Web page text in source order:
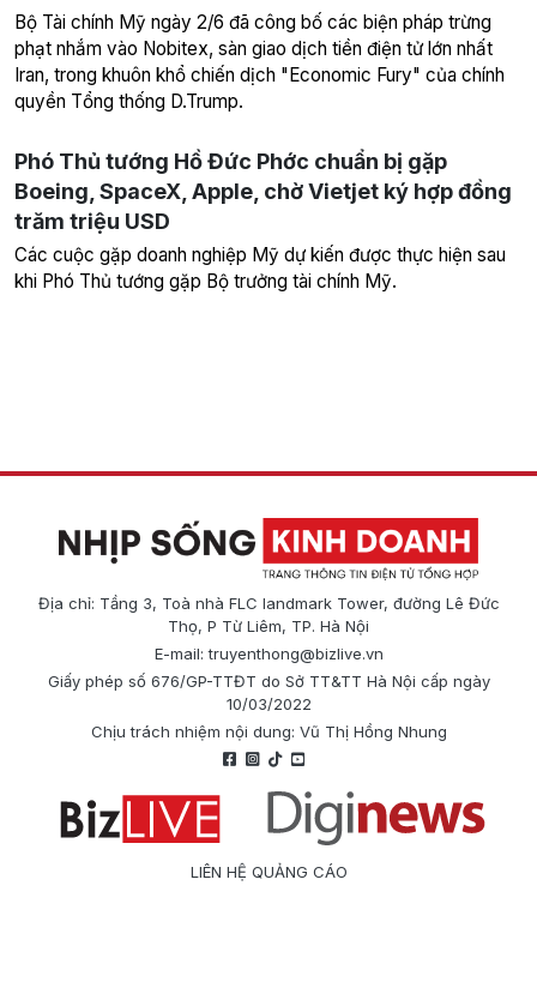
Bộ Tài chính Mỹ ngày 2/6 đã công bố các biện pháp trừng
phạt nhắm vào Nobitex, sàn giao dịch tiền điện tử lớn nhất
Iran, trong khuôn khổ chiến dịch "Economic Fury" của chính
quyền Tổng thống D.Trump.
Phó Thủ tướng Hồ Đức Phớc chuẩn bị gặp
Boeing, SpaceX, Apple, chờ Vietjet ký hợp đồng
trăm triệu USD
Các cuộc gặp doanh nghiệp Mỹ dự kiến được thực hiện sau
khi Phó Thủ tướng gặp Bộ trưởng tài chính Mỹ.
Địa chỉ: Tầng 3, Toà nhà FLC landmark Tower, đường Lê Đức
Thọ, P Từ Liêm, TP. Hà Nội
E-mail:truyenthong@bizlive.vn
Giấy phép số 676/GP-TTĐT do Sở TT&TT Hà Nội cấp ngày
10/03/2022
Chịu trách nhiệm nội dung: Vũ Thị Hồng Nhung
LIÊN HỆ QUẢNG CÁO